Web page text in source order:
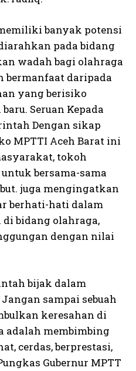
banyak potensi
pada bidang
wadah bagi olahraga
bermanfaat daripada
yang berisiko
Seruan Kepada
Dengan sikap
MPTTI Aceh Barat ini
tokoh
bersama-sama
juga mengingatkan
berhati-hati dalam
bidang olahraga,
dengan nilai
bijak dalam
sampai sebuah
keresahan di
adalah membimbing
cerdas, berprestasi,
Gubernur MPTT